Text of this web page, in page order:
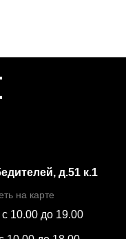
д.51 к.1
на карте
10.00 до 19.00